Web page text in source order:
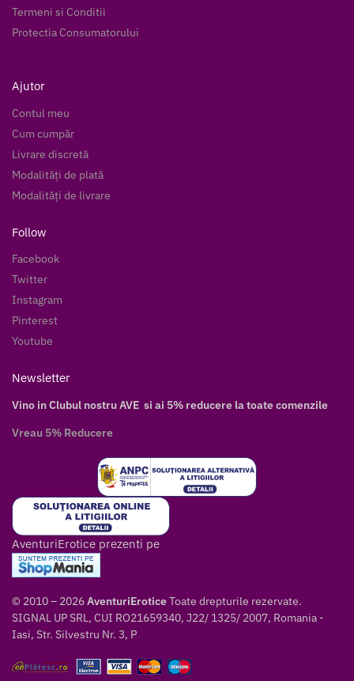
Termeni si Conditii
Protectia Consumatorului
Ajutor
Contul meu
Cum cumpăr
Livrare discretă
Modalități de plată
Modalități de livrare
Follow
Facebook
Twitter
Instagram
Pinterest
Youtube
Newsletter
Vino in Clubul nostru AVE si ai 5% reducere la toate comenzile
Vreau 5% Reducere
AventuriErotice prezenti pe
© 2010 – 2026AventuriEroticeToate drepturile rezervate.
SIGNAL UP SRL, CUI RO21659340, J22/ 1325/ 2007, Romania -
Iasi, Str. Silvestru Nr. 3, P